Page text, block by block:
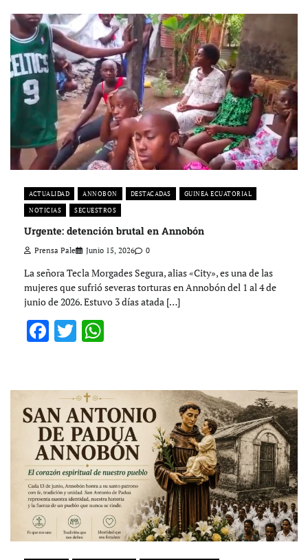
ACTUALIDAD ANNOBON DESTACADAS
GUINEA ECUATORIAL
NOTICIAS
SECUESTROS
Urgente: detención brutal en Annobón
Prensa Pale Junio 15, 2026 0
La señora Tecla Morgades Segura, alias «City», es una de las
mujeres que sufrió severas torturas en Annobón del 1 al 4 de
junio de 2026. Estuvo 3 días atada […]
Facebook
Twitter